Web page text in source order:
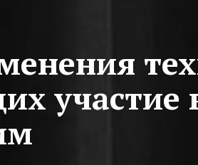
участие